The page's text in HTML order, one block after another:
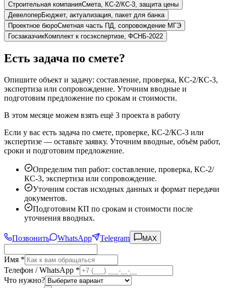
Строительная компанияСмета, КС-2/КС-3, защита цены
ДевелоперБюджет, актуализация, пакет для банка
Проектное бюроСметная часть ПД, сопровождение МГЭ
ГосзаказчикКомплект к госэкспертизе, ФСНБ-2022
Есть задача по смете?
Опишите объект и задачу: составление, проверка, КС-2/КС-3,
экспертиза или сопровождение. Уточним вводные и
подготовим предложение по срокам и стоимости.
В этом месяце можем взять ещё 3 проекта в работу
Если у вас есть задача по смете, проверке, КС-2/КС-3 или
экспертизе — оставьте заявку. Уточним вводные, объём работ,
сроки и подготовим предложение.
Определим тип работ: составление, проверка, КС-2/
КС-3, экспертиза или сопровождение.
Уточним состав исходных данных и формат передачи
документов.
Подготовим КП по срокам и стоимости после
уточнения вводных.
Позвонить WhatsApp Telegram MAX
Имя *
Телефон / WhatsApp *
Что нужно?